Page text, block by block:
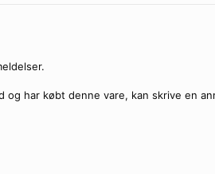
og har købt denne vare, kan skrive en